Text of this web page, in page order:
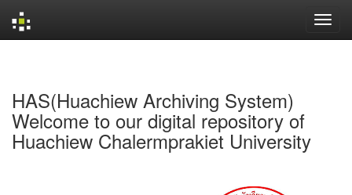
HAS(Huachiew Archiving System)
Welcome to our digital repository of
Huachiew Chalermprakiet University